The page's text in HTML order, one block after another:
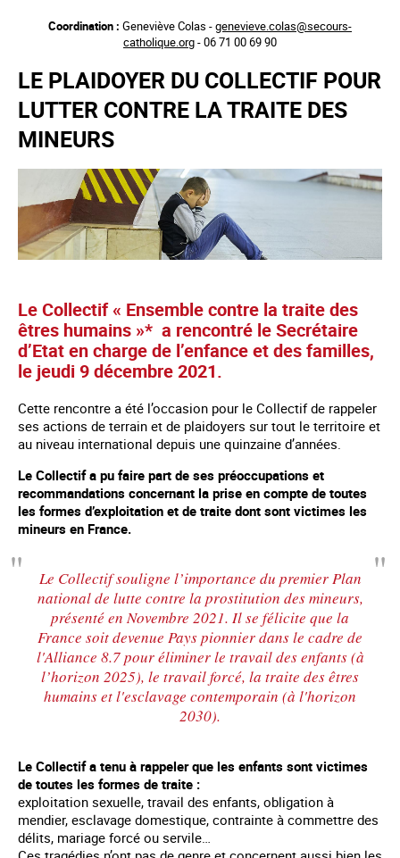
principal
Coordination : Geneviève Colas -genevieve.colas@secours-
catholique.org- 06 71 00 69 90
LE PLAIDOYER DU COLLECTIF POUR
LUTTER CONTRE LA TRAITE DES
MINEURS
Le Collectif « Ensemble contre la traite des
êtres humains »* a rencontré le Secrétaire
d’Etat en charge de l’enfance et des familles,
le jeudi 9 décembre 2021.
Cette rencontre a été l’occasion pour le Collectif de rappeler
ses actions de terrain et de plaidoyers sur tout le territoire et
au niveau international depuis une quinzaine d’années.
Le Collectif a pu faire part de ses préoccupations et
recommandations concernant la prise en compte de toutes
les formes d’exploitation et de traite dont sont victimes les
mineurs en France.
Le Collectif souligne l’importance du premier Plan
national de lutte contre la prostitution des mineurs,
présenté en Novembre 2021. Il se félicite que la
France soit devenue Pays pionnier dans le cadre de
l'Alliance 8.7 pour éliminer le travail des enfants (à
l’horizon 2025), le travail forcé, la traite des êtres
humains et l'esclavage contemporain (à l'horizon
2030).
Le Collectif a tenu à rappeler que les enfants sont victimes
de toutes les formes de traite :
exploitation sexuelle, travail des enfants, obligation à
mendier, esclavage domestique, contrainte à commettre des
délits, mariage forcé ou servile…